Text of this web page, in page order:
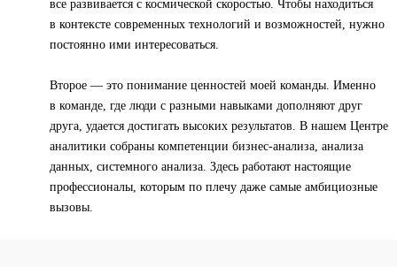
все развивается с космической скоростью. Чтобы находиться
в контексте современных технологий и возможностей, нужно
постоянно ими интересоваться.
Второе — это понимание ценностей моей команды. Именно
в команде, где люди с разными навыками дополняют друг
друга, удается достигать высоких результатов. В нашем Центре
аналитики собраны компетенции бизнес-анализа, анализа
данных, системного анализа. Здесь работают настоящие
профессионалы, которым по плечу даже самые амбициозные
вызовы.